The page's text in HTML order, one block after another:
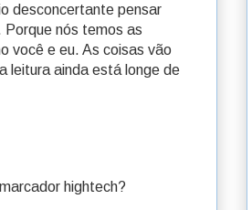
desconcertante pensar
Porque nós temos as
você e eu. As coisas vão
leitura ainda está longe de
hightech?